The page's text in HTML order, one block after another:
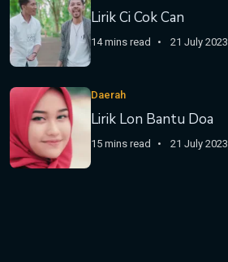
Lirik Ci Cok Can
14 mins read 21 July 2023
Daerah
Lirik Lon Bantu Doa
15 mins read 21 July 2023